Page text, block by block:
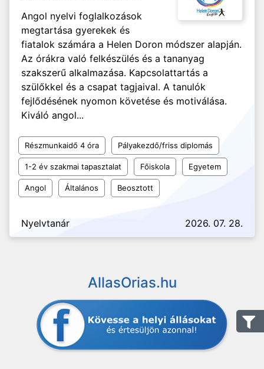
Angol nyelvi foglalkozások
megtartása gyerekek és
fiatalok számára a Helen Doron módszer alapján.
Az órákra való felkészülés és a tananyag
szakszerű alkalmazása. Kapcsolattartás a
szülőkkel és a csapat tagjaival. A tanulók
fejlődésének nyomon követése és motiválása.
Kiváló angol...
Részmunkaidő 4 óra Pályakezdő/friss diplomás
1-2 év szakmai tapasztalat Főiskola Egyetem
Angol Általános Beosztott
Nyelvtanár 2026. 07. 28.
AllasOrias.hu